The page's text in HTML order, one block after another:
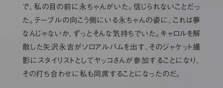
で、私の目の前に永ちゃんがいた。信じられないことだっ
た。テーブルの向こう側にいる永ちゃんの姿に、これは夢
なんじゃないか、ずっとそんな気持ちでいた。キャロルを解
散した矢沢永吉がソロアルバムを出す、そのジャケット撮
影にスタイリストとしてヤッコさんが参加することになり、
その打ち合わせに私も同席することになったのだ。